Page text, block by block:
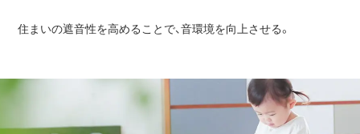
住まいの遮音性を高めることで、音環境を向上させる。